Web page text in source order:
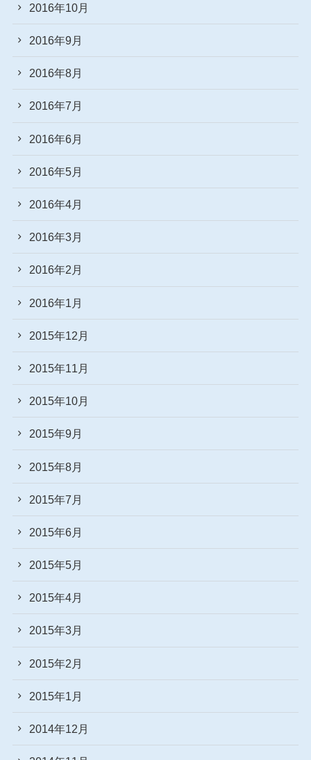
2016年10月
2016年9月
2016年8月
2016年7月
2016年6月
2016年5月
2016年4月
2016年3月
2016年2月
2016年1月
2015年12月
2015年11月
2015年10月
2015年9月
2015年8月
2015年7月
2015年6月
2015年5月
2015年4月
2015年3月
2015年2月
2015年1月
2014年12月